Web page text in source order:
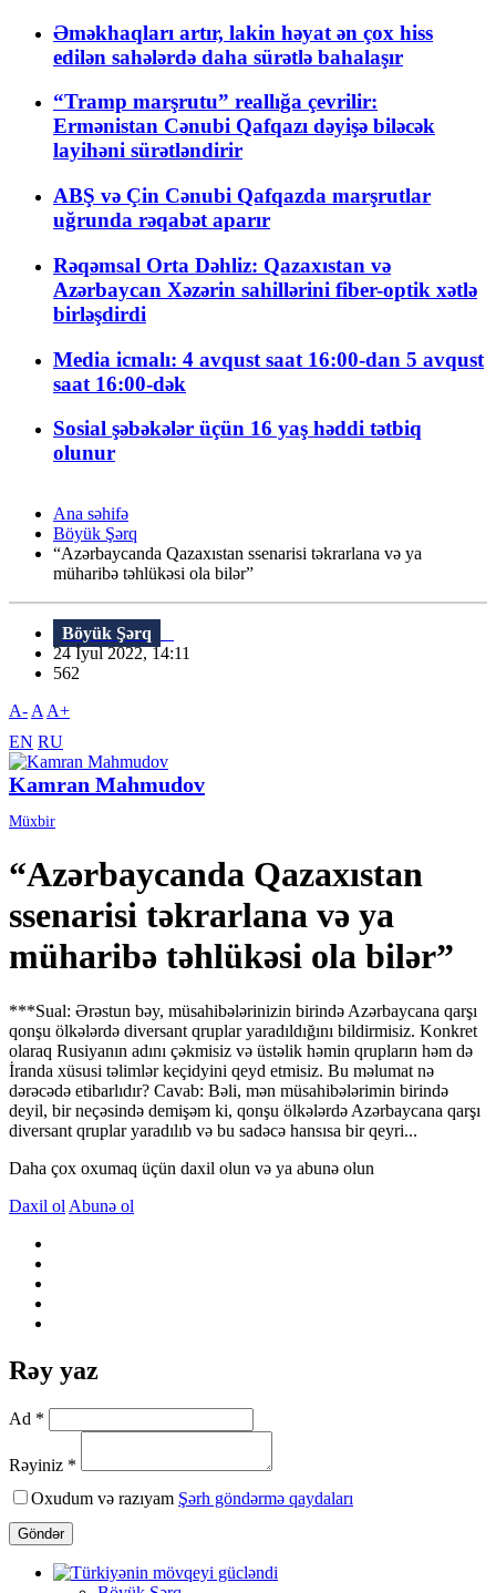
Əməkhaqları artır, lakin həyat ən çox hiss
edilən sahələrdə daha sürətlə bahalaşır
“Tramp marşrutu” reallığa çevrilir:
Ermənistan Cənubi Qafqazı dəyişə biləcək
layihəni sürətləndirir
ABŞ və Çin Cənubi Qafqazda marşrutlar
uğrunda rəqabət aparır
Rəqəmsal Orta Dəhliz: Qazaxıstan və
Azərbaycan Xəzərin sahillərini fiber-optik xətlə
birləşdirdi
Media icmalı: 4 avqust saat 16:00-dan 5 avqust
saat 16:00-dək
Sosial şəbəkələr üçün 16 yaş həddi tətbiq
olunur
Ana səhifə
Böyük Şərq
“Azərbaycanda Qazaxıstan ssenarisi təkrarlana və ya
müharibə təhlükəsi ola bilər”
Böyük Şərq
24 İyul 2022, 14:11
562
A- A A+
EN RU
Kamran Mahmudov
Müxbir
“Azərbaycanda Qazaxıstan
ssenarisi təkrarlana və ya
müharibə təhlükəsi ola bilər”
***Sual: Ərəstun bəy, müsahibələrinizin birində Azərbaycana qarşı
qonşu ölkələrdə diversant qruplar yaradıldığını bildirmisiz. Konkret
olaraq Rusiyanın adını çəkmisiz və üstəlik həmin qrupların həm də
İranda xüsusi təlimlər keçidyini qeyd etmisiz. Bu məlumat nə
dərəcədə etibarlıdır? Cavab: Bəli, mən müsahibələrimin birində
deyil, bir neçəsində demişəm ki, qonşu ölkələrdə Azərbaycana qarşı
diversant qruplar yaradılıb və bu sadəcə hansısa bir qeyri...
Daha çox oxumaq üçün daxil olun və ya abunə olun
Daxil ol Abunə ol
Rəy yaz
Ad *
Rəyiniz *
Oxudum və razıyam Şərh göndərmə qaydaları
Göndər